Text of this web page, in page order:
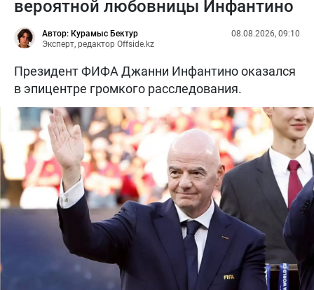
вероятной любовницы Инфантино
Автор: Курамыс Бектур
Эксперт, редактор Offside.kz
08.08.2026, 09:10
Президент ФИФА Джанни Инфантино оказался
в эпицентре громкого расследования.